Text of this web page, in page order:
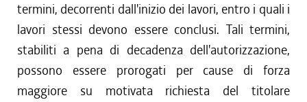
termini, decorrenti dall'inizio dei lavori, entro i quali i
lavori stessi devono essere conclusi. Tali termini,
stabiliti a pena di decadenza dell'autorizzazione,
possono essere prorogati per cause di forza
maggiore su motivata richiesta del titolare